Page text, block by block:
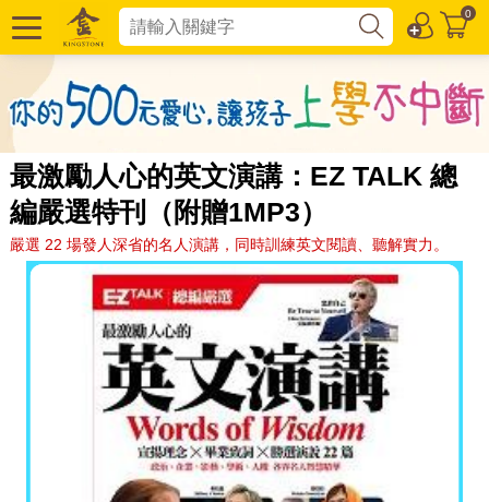
0
最激勵人心的英文演講：EZ TALK 總
編嚴選特刊（附贈1MP3）
嚴選 22 場發人深省的名人演講，同時訓練英文閱讀、聽解實力。